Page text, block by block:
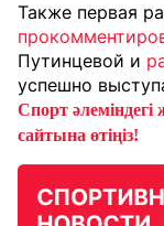
Также первая
Путинцевой и
успешно
Спорт әлеміндегі
сайтына өтіңіз!